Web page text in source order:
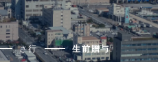
さ行 生前贈与